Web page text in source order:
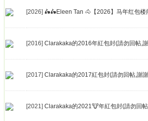
[2026] 🛵🛵Eleen Tan 🐴【2026】马年红包楼
[2016] Clarakaka的2016年紅包封(請勿回帖,
[2017] Clarakaka的2017紅包封(請勿回帖,謝
[2021] Clarakaka的2021🐮年紅包封(請勿回